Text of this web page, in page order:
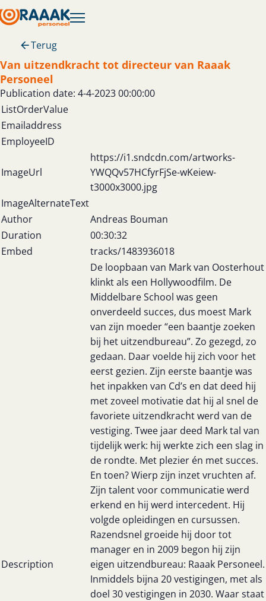
Terug
Van uitzendkracht tot directeur van Raaak
Personeel
Publication date: 4-4-2023 00:00:00
ListOrderValue
Emailaddress
EmployeeID
ImageUrl
https://i1.sndcdn.com/artworks-
YWQQv57HCfyrFjSe-wKeiew-
t3000x3000.jpg
ImageAlternateText
Author
Andreas Bouman
Duration
00:30:32
Embed
tracks/1483936018
Description
De loopbaan van Mark van Oosterhout
klinkt als een Hollywoodfilm. De
Middelbare School was geen
onverdeeld succes, dus moest Mark
van zijn moeder “een baantje zoeken
bij het uitzendbureau”. Zo gezegd, zo
gedaan. Daar voelde hij zich voor het
eerst gezien. Zijn eerste baantje was
het inpakken van Cd’s en dat deed hij
met zoveel motivatie dat hij al snel de
favoriete uitzendkracht werd van de
vestiging. Twee jaar deed Mark tal van
tijdelijk werk: hij werkte zich een slag in
de rondte. Met plezier én met succes.
En toen? Wierp zijn inzet vruchten af.
Zijn talent voor communicatie werd
erkend en hij werd intercedent. Hij
volgde opleidingen en cursussen.
Razendsnel groeide hij door tot
manager en in 2009 begon hij zijn
eigen uitzendbureau: Raaak Personeel.
Inmiddels bijna 20 vestigingen, met als
doel 30 vestigingen in 2030. Waar staat